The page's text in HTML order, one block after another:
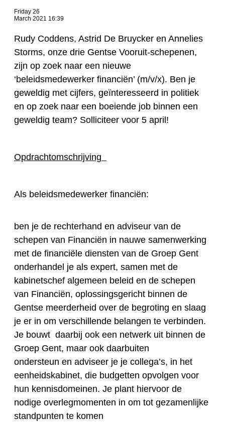
Friday 26
March 2021 16:39
Rudy Coddens, Astrid De Bruycker en Annelies
Storms, onze drie Gentse Vooruit-schepenen,
zijn op zoek naar een nieuwe
‘beleidsmedewerker financiën’ (m/v/x). Ben je
geweldig met cijfers, geïnteresseerd in politiek
en op zoek naar een boeiende job binnen een
geweldig team? Solliciteer voor 5 april!
Opdrachtomschrijving
Als beleidsmedewerker financiën:
ben je de rechterhand en adviseur van de
schepen van Financiën in nauwe samenwerking
met de financiële diensten van de Groep Gent
onderhandel je als expert, samen met de
kabinetschef algemeen beleid en de schepen
van Financiën, oplossingsgericht binnen de
Gentse meerderheid over de begroting en slaag
je er in om verschillende belangen te verbinden.
Je bouwt daarbij ook een netwerk uit binnen de
Groep Gent, maar ook daarbuiten
ondersteun en adviseer je je collega’s, in het
eenheidskabinet, die budgetten opvolgen voor
hun kennisdomeinen. Je plant hiervoor de
nodige overlegmomenten in om tot gezamenlijke
standpunten te komen